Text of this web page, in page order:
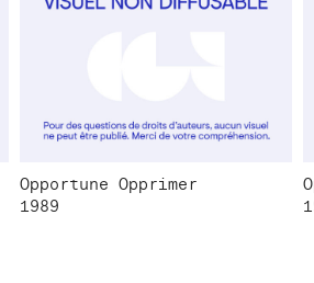
Opportune Opprimer
1989